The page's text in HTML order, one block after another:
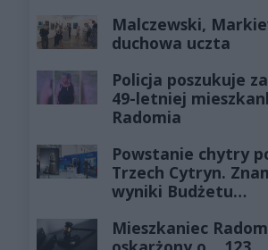
żyłach
Malczewski,
duchowa uczta
Policja poszukuje
49-letniej
Radomia
Powstanie chytry
Trzech Cytryn.
wyniki Budżetu
Mieszkaniec